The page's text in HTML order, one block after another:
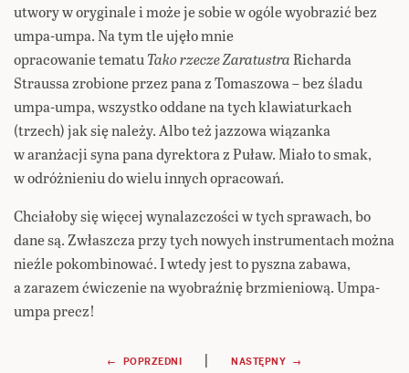
utwory w oryginale i może je sobie w ogóle wyobrazić bez
umpa-umpa. Na tym tle ujęło mnie
opracowanie tematuTako rzecze ZaratustraRicharda
Straussa zrobione przez pana z Tomaszowa – bez śladu
umpa-umpa, wszystko oddane na tych klawiaturkach
(trzech) jak się należy. Albo też jazzowa wiązanka
w aranżacji syna pana dyrektora z Puław. Miało to smak,
w odróżnieniu do wielu innych opracowań.
Chciałoby się więcej wynalazczości w tych sprawach, bo
dane są. Zwłaszcza przy tych nowych instrumentach można
nieźle pokombinować. I wtedy jest to pyszna zabawa,
a zarazem ćwiczenie na wyobraźnię brzmieniową. Umpa-
umpa precz!
← POPRZEDNI | NASTĘPNY →